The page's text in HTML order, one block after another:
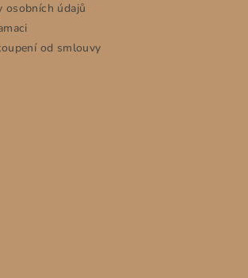
osobních údajů
od smlouvy